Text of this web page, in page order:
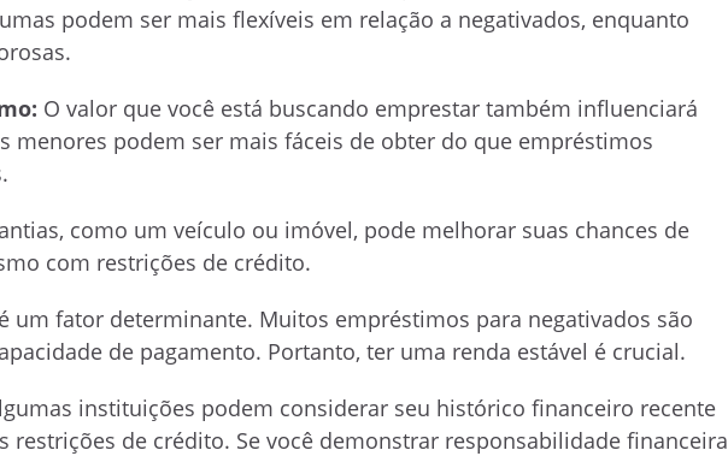
podem ser mais flexíveis em relação a negativados, enquanto
O valor que você está buscando emprestar também influenciará
menores podem ser mais fáceis de obter do que empréstimos
como um veículo ou imóvel, pode melhorar suas chances de
com restrições de crédito.
um fator determinante. Muitos empréstimos para negativados são
de pagamento. Portanto, ter uma renda estável é crucial.
instituições podem considerar seu histórico financeiro recente
restrições de crédito. Se você demonstrar responsabilidade financeira